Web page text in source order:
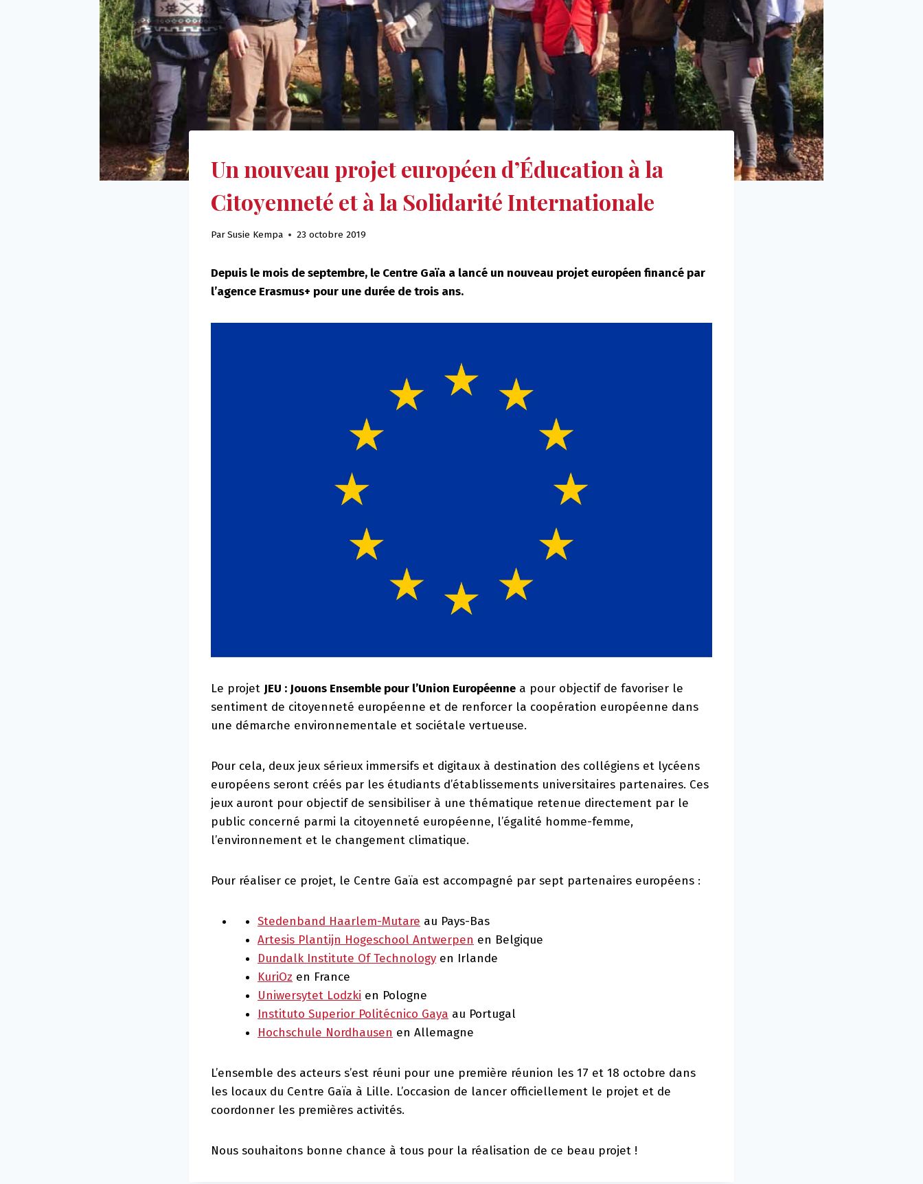
Un nouveau projet européen d’Éducation à la
Citoyenneté et à la Solidarité Internationale
ParSusie Kempa 23 octobre 2019
Depuis le mois de septembre, le Centre Gaïa a lancé un nouveau projet européen financé par
l’agence Erasmus+ pour une durée de trois ans.
Le projet JEU : Jouons Ensemble pour l’Union Européenne a pour objectif de favoriser le
sentiment de citoyenneté européenne et de renforcer la coopération européenne dans
une démarche environnementale et sociétale vertueuse.
Pour cela, deux jeux sérieux immersifs et digitaux à destination des collégiens et lycéens
européens seront créés par les étudiants d’établissements universitaires partenaires. Ces
jeux auront pour objectif de sensibiliser à une thématique retenue directement par le
public concerné parmi la citoyenneté européenne, l’égalité homme-femme,
l’environnement et le changement climatique.
Pour réaliser ce projet, le Centre Gaïa est accompagné par sept partenaires européens :
Stedenband Haarlem-Mutare au Pays-Bas
Artesis Plantijn Hogeschool Antwerpen en Belgique
Dundalk Institute Of Technology en Irlande
KuriOz en France
Uniwersytet Lodzki en Pologne
Instituto Superior Politécnico Gaya au Portugal
Hochschule Nordhausen en Allemagne
L’ensemble des acteurs s’est réuni pour une première réunion les 17 et 18 octobre dans
les locaux du Centre Gaïa à Lille. L’occasion de lancer officiellement le projet et de
coordonner les premières activités.
Nous souhaitons bonne chance à tous pour la réalisation de ce beau projet !